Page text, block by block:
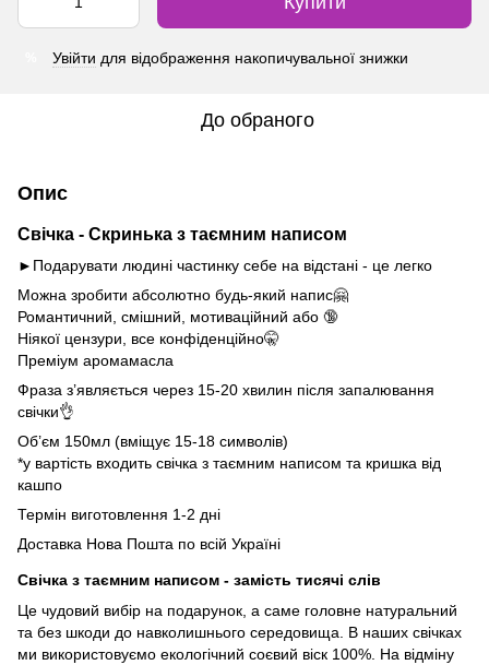
Увійти для відображення накопичувальної знижки
До обраного
Опис
Свічка - Скринька з таємним написом
►Подарувати людині частинку себе на відстані - це легко
Можна зробити абсолютно будь-який напис🤗
Романтичний, смішний, мотиваційний або 🔞
Ніякої цензури, все конфіденційно🤫
Преміум аромамасла
Фраза з’являється через 15-20 хвилин після запалювання
свічки👌
Об’єм 150мл (вміщує 15-18 символів)
*у вартість входить свічка з таємним написом та кришка від
кашпо
Термін виготовлення 1-2 дні
Доставка Нова Пошта по всій Україні
Свічка з таємним написом - замість тисячі слів
Це чудовий вибір на подарунок, а саме головне натуральний
та без шкоди до навколишнього середовища. В наших свічках
ми використовуємо екологічний соєвий віск 100%. На відміну